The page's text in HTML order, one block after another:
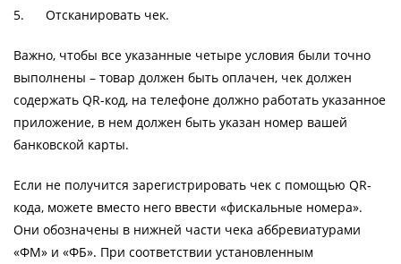
5. Отсканировать чек.
Важно, чтобы все указанные четыре условия были точно
выполнены – товар должен быть оплачен, чек должен
содержать QR-код, на телефоне должно работать указанное
приложение, в нем должен быть указан номер вашей
банковской карты.
Если не получится зарегистрировать чек с помощью QR-
кода, можете вместо него ввести «фискальные номера».
Они обозначены в нижней части чека аббревиатурами
«ФМ» и «ФБ». При соответствии установленным